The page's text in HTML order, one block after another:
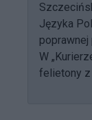
Języka
W
felietony z